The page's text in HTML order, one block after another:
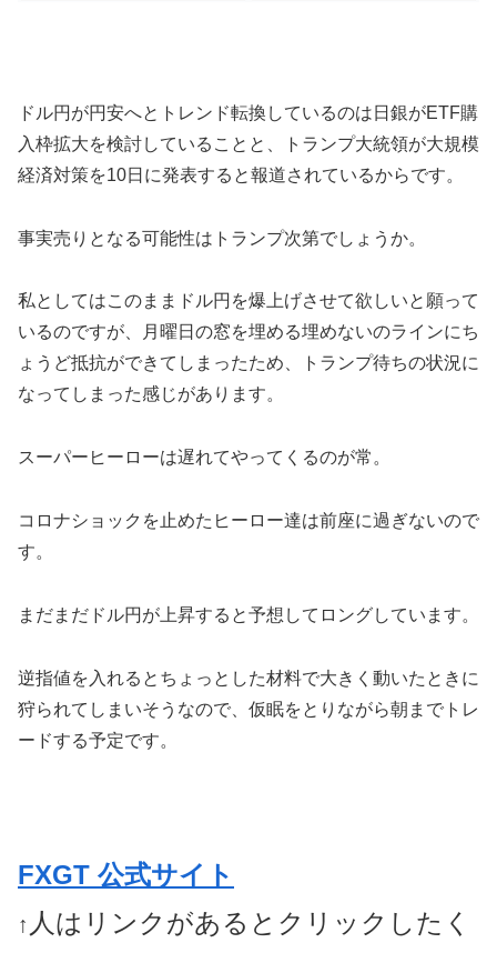
ドル円が円安へとトレンド転換しているのは日銀がETF購
入枠拡大を検討していることと、トランプ大統領が大規模
経済対策を10日に発表すると報道されているからです。
事実売りとなる可能性はトランプ次第でしょうか。
私としてはこのままドル円を爆上げさせて欲しいと願って
いるのですが、月曜日の窓を埋める埋めないのラインにち
ょうど抵抗ができてしまったため、トランプ待ちの状況に
なってしまった感じがあります。
スーパーヒーローは遅れてやってくるのが常。
コロナショックを止めたヒーロー達は前座に過ぎないので
す。
まだまだドル円が上昇すると予想してロングしています。
逆指値を入れるとちょっとした材料で大きく動いたときに
狩られてしまいそうなので、仮眠をとりながら朝までトレ
ードする予定です。
FXGT 公式サイト
↑ 人はリンクがあるとクリックしたく